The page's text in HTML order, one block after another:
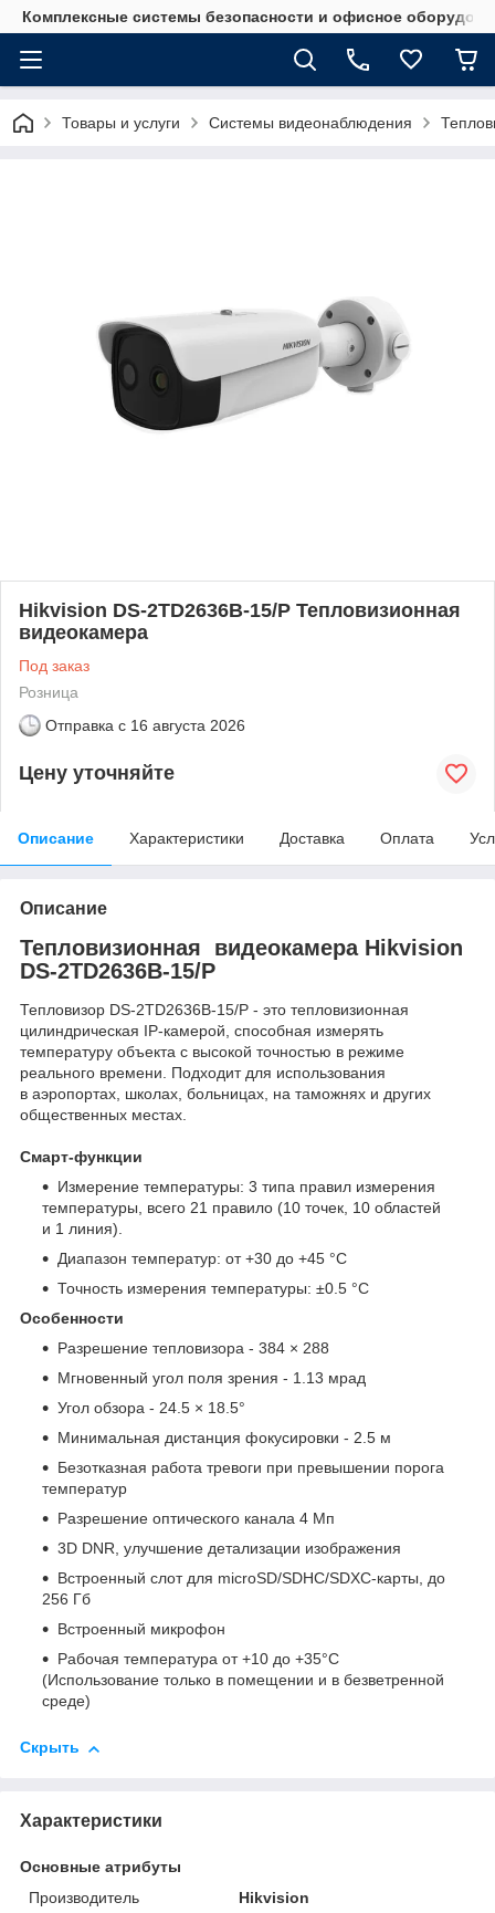
Комплексные системы безопасности и офисное
Товары и услуги Системы видеонаблюдения
Hikvision DS-2TD2636B-15/P Тепловизионная
видеокамера
Под заказ
Розница
Отправка с 16 августа 2026
Цену уточняйте
Описание Характеристики Доставка Оплата
Описание
Тепловизионная видеокамера Hikvision
DS-2TD2636B-15/P
Тепловизор DS-2TD2636B-15/P - это тепловизионная
цилиндрическая IP-камерой, способная измерять
температуру объекта с высокой точностью в режиме
реального времени. Подходит для использования
в аэропортах, школах, больницах, на таможнях и других
общественных местах.
Смарт-функции
Измерение температуры: 3 типа правил измерения
температуры, всего 21 правило (10 точек, 10 областей
и 1 линия).
Диапазон температур: от +30 до +45 °C
Точность измерения температуры: ±0.5 °C
Особенности
Разрешение тепловизора - 384 × 288
Мгновенный угол поля зрения - 1.13 мрад
Угол обзора - 24.5 × 18.5°
Минимальная дистанция фокусировки - 2.5 м
Безотказная работа тревоги при превышении порога
температур
Разрешение оптического канала 4 Мп
3D DNR, улучшение детализации изображения
Встроенный слот для microSD/SDHC/SDXC-карты, до
256 Гб
Встроенный микрофон
Рабочая температура от +10 до +35°C
(Использование только в помещении и в безветренной
среде)
Скрыть
Характеристики
Основные атрибуты
Производитель
Hikvision